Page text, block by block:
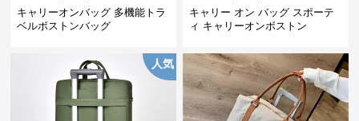
キャリーオンバッグ 多機能トラ
ベルボストンバッグ
キャリー オン バッグ スポーテ
ィ キャリーオンボストン
人気